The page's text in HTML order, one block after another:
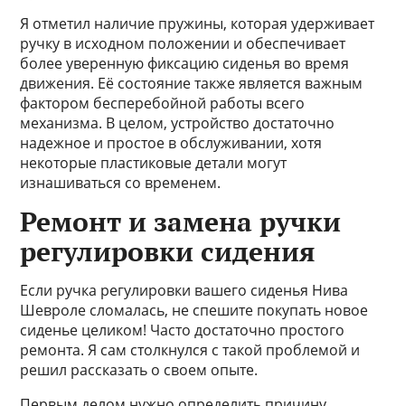
Я отметил наличие пружины, которая удерживает
ручку в исходном положении и обеспечивает
более уверенную фиксацию сиденья во время
движения. Её состояние также является важным
фактором бесперебойной работы всего
механизма. В целом, устройство достаточно
надежное и простое в обслуживании, хотя
некоторые пластиковые детали могут
изнашиваться со временем.
Ремонт и замена ручки
регулировки сидения
Если ручка регулировки вашего сиденья Нива
Шевроле сломалась, не спешите покупать новое
сиденье целиком! Часто достаточно простого
ремонта. Я сам столкнулся с такой проблемой и
решил рассказать о своем опыте.